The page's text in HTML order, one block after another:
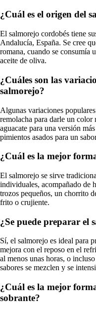
¿Cuál es el origen del
El salmorejo cordobés tiene
Andalucía, España. Se cree
romana, cuando se consumía
aceite de oliva.
¿Cuáles son las
salmorejo?
Algunas variaciones
remolacha para darle un color
aguacate para una versión
pimientos asados para un
¿Cuál es la mejor
El salmorejo se sirve
individuales, acompañado de
trozos pequeños, un chorrito
frito o crujiente.
¿Se puede preparar el
Sí, el salmorejo es ideal para
mejora con el reposo en el
al menos unas horas, o
sabores se mezclen y se
¿Cuál es la mejor
sobrante?